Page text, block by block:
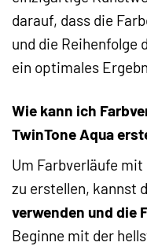
darauf, dass die
und die Reihenfolge
ein optimales
Wie kann ich
TwinTone Aqua
Um Farbverläufe
zu erstellen, kannst
verwenden und die
Beginne mit der